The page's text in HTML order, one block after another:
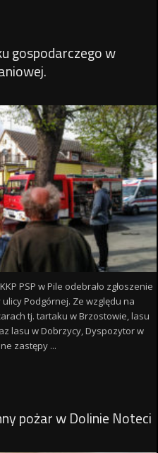
gospodarczego w
PSP w Pile odebrało zgłoszenie
ulicy Podgórnej. Ze względu na
tj. tartaku w Brzostowie, lasu
lasu w Dobrzycy, Dyspozytor w
zastępy ...
pożar w Dolinie Noteci